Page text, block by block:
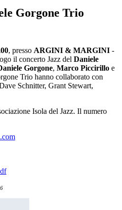
Gorgone Trio
, presso ARGINI & MARGINI -
il concerto Jazz del Daniele
Gorgone, Marco Piccirillo e
Trio hanno collaborato con
Schnitter, Grant Stewart,
Isola del Jazz. Il numero